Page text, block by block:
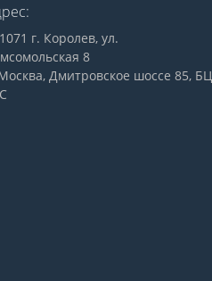
г. Королев, ул.
8
Дмитровское шоссе 85, БЦ